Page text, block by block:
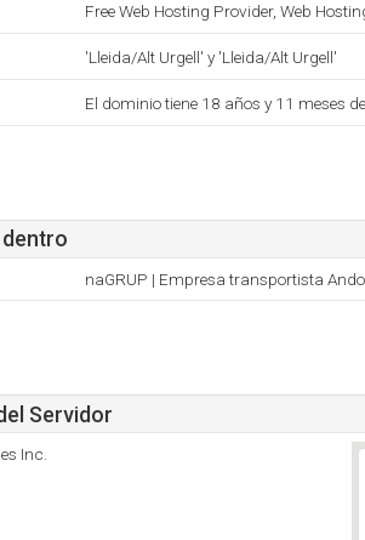
Free Web Hosting Provider, Web
'Lleida/Alt Urgell' y 'Lleida/Alt Urgell'
El dominio tiene 18 años y 11 meses
dentro
naGRUP | Empresa transportista
Servidor
Inc.